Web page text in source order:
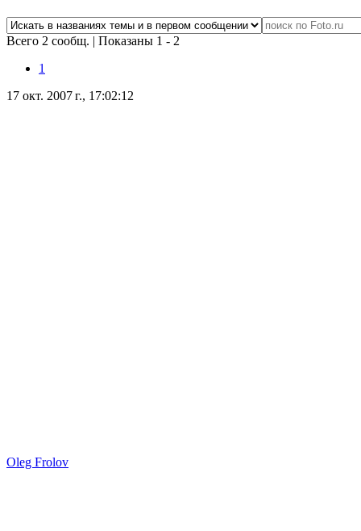
Всего 2 сообщ. | Показаны 1 - 2
1
17 окт. 2007 г., 17:02:12
Oleg Frolov